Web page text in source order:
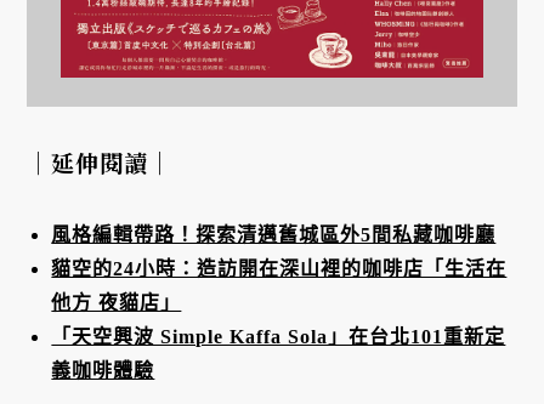
｜延伸閱讀｜
風格編輯帶路！探索清邁舊城區外5間私藏咖啡廳
貓空的24小時：造訪開在深山裡的咖啡店「生活在
他方 夜貓店」
「天空興波 Simple Kaffa Sola」在台北101重新定
義咖啡體驗